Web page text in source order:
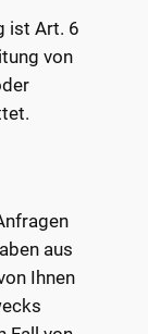
ist Art. 6
von
aus
Ihnen